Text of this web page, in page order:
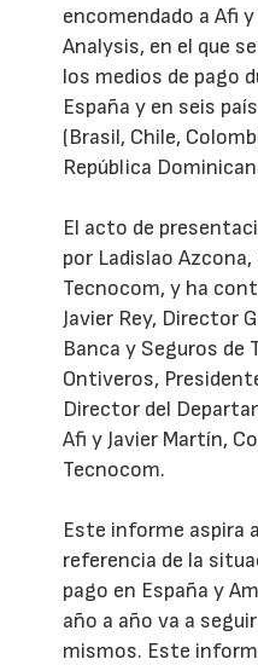
encomendado a Afi
Analysis, en el que
los medios de pago
España y en seis
(Brasil, Chile,
República
El acto de
por Ladislao
Tecnocom, y ha
Javier Rey, Director
Banca y Seguros de
Ontiveros,
Director del
Afi y Javier Martín,
Tecnocom.
Este informe aspira
referencia de la
pago en España y
año a año va a
mismos. Este